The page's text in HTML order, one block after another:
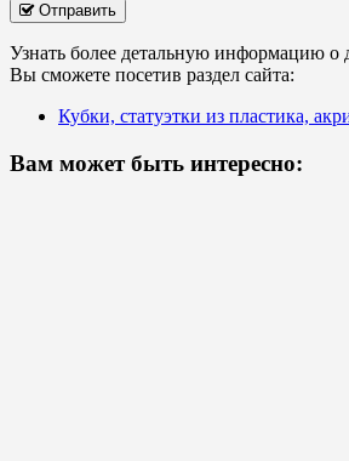
Отправить
Узнать более детальную информацию о
Вы сможете посетив раздел сайта:
Кубки, статуэтки из пластика,
Вам может быть интересно: